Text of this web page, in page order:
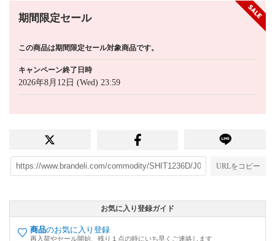
期間限定セール
この商品は期間限定セール対象商品です。
キャンペーン終了日時
2026年8月12日 (Wed) 23:59
URLをコピー
お気に入り登録ガイド
商品のお気に入り登録
再入荷やセール開始、残り１点の時にいち早くご連絡します